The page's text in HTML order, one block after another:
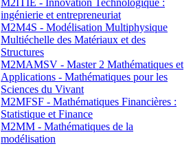
M2ITIE - Innovation Technologique :
ingénierie et entrepreneuriat
M2M4S - Modélisation Multiphysique
Multiéchelle des Matériaux et des
Structures
M2MAMSV - Master 2 Mathématiques et
Applications - Mathématiques pour les
Sciences du Vivant
M2MFSF - Mathématiques Financières :
Statistique et Finance
M2MM - Mathématiques de la
modélisation